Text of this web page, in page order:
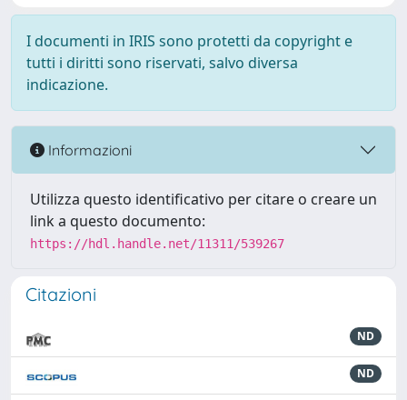
I documenti in IRIS sono protetti da copyright e
tutti i diritti sono riservati, salvo diversa
indicazione.
Informazioni
Utilizza questo identificativo per citare o creare un
link a questo documento:
https://hdl.handle.net/11311/539267
Citazioni
ND
ND